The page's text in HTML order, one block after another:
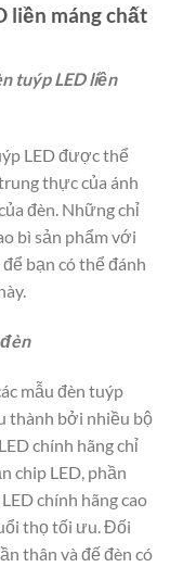
liền máng chất
tuýp LED liền
LED được thể
thực của ánh
đèn. Những chỉ
bì sản phẩm với
bạn có thể đánh
mẫu đèn tuýp
thành bởi nhiều bộ
chính hãng chỉ
chip LED, phần
chính hãng cao
thọ tối ưu. Đối
thân và đế đèn có